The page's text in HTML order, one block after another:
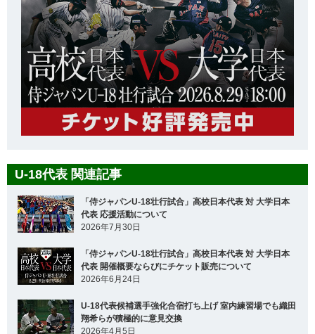
U-18代表 関連記事
「侍ジャパンU-18壮行試合」高校日本代表 対 大学日本
代表 応援活動について
2026年7月30日
「侍ジャパンU-18壮行試合」高校日本代表 対 大学日本
代表 開催概要ならびにチケット販売について
2026年6月24日
U-18代表候補選手強化合宿打ち上げ 室内練習場でも織田
翔希らが積極的に意見交換
2026年4月5日